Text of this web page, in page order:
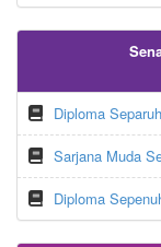
Diploma
Sarjana Muda
Diploma